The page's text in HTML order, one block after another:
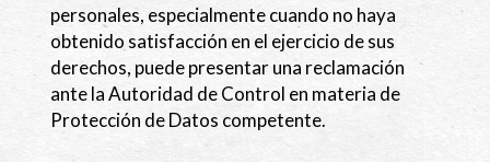
personales, especialmente cuando no haya
obtenido satisfacción en el ejercicio de sus
derechos, puede presentar una reclamación
ante la Autoridad de Control en materia de
Protección de Datos competente.